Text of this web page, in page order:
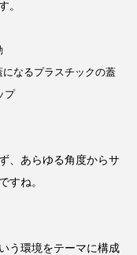
。
なるプラスチックの蓋
プ
、あらゆる角度からサ
すね。
う環境をテーマに構成